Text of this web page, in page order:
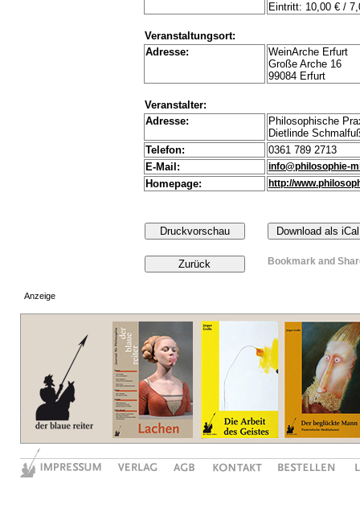
Eintritt: 10,00 € /
Veranstaltungsort:
Adresse:
WeinArche Erfurt
Große Arche 16
99084 Erfurt
Veranstalter:
Adresse:
Philosophische
Dietlinde
Telefon:
0361 789 2713
E-Mail:
info@philosophie-
Homepage: http://
Anzeige